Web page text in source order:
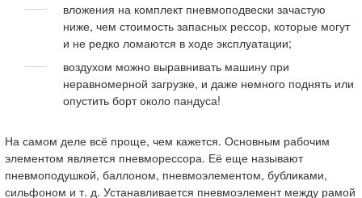
вложения на комплект пневмоподвески зачастую
ниже, чем стоимость запасных рессор, которые могут
и не редко ломаются в ходе эксплуатации;
воздухом можно выравнивать машину при
неравномерной загрузке, и даже немного поднять или
опустить борт около пандуса!
На самом деле всё проще, чем кажется. Основным рабочим
элементом является пневморессора. Её еще называют
пневмоподушкой, баллоном, пневмоэлементом, бубликами,
сильфоном и т. д. Устанавливается пневмоэлемент между рамой